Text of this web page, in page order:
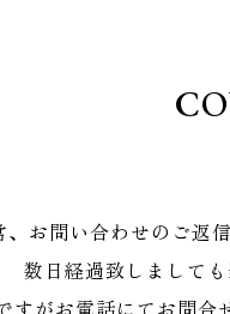
CO
、お問い合わせのご返
数日経過致しまして
すがお電話にてお問合